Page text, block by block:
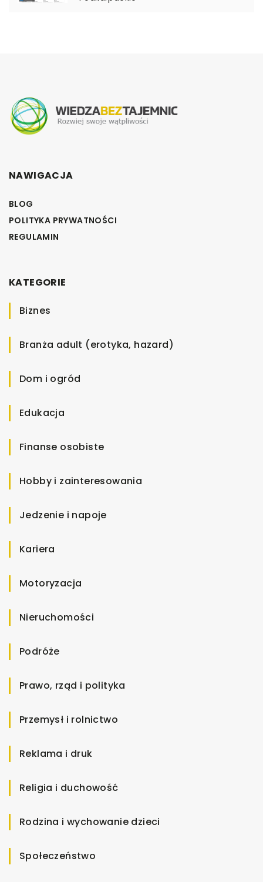
NAWIGACJA
BLOG
POLITYKA PRYWATNOŚCI
REGULAMIN
KATEGORIE
Biznes
Branża adult (erotyka, hazard)
Dom i ogród
Edukacja
Finanse osobiste
Hobby i zainteresowania
Jedzenie i napoje
Kariera
Motoryzacja
Nieruchomości
Podróże
Prawo, rząd i polityka
Przemysł i rolnictwo
Reklama i druk
Religia i duchowość
Rodzina i wychowanie dzieci
Społeczeństwo